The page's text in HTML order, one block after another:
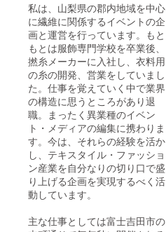
私は、山梨県の郡内地域を中心
に繊維に関係するイベントの企
画と運営を行っています。もと
もとは服飾専門学校を卒業後、
撚糸メーカーに入社し、衣料用
の糸の開発、営業をしていまし
た。仕事を覚えていく中で業界
の構造に思うところがあり退
職。まったく異業種のイベン
ト・メディアの編集に携わりま
す。今は、それらの経験を活か
し、テキスタイル・ファッショ
ン産業を自分なりの切り口で盛
り上げる企画を実現するべく活
動しています。
主な仕事としては富士吉田市の